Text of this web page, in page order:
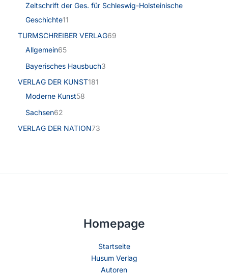
Zeitschrift der Ges. für Schleswig-Holsteinische
Geschichte11
TURMSCHREIBER VERLAG69
Allgemein65
Bayerisches Hausbuch3
VERLAG DER KUNST181
Moderne Kunst58
Sachsen62
VERLAG DER NATION73
Homepage
Startseite
Husum Verlag
Autoren